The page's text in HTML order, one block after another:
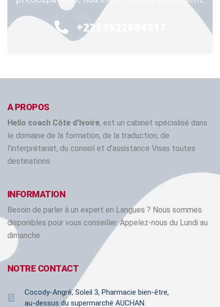
+2252522004817
24/7
A PROPOS
Hello coach Côte d’Ivoire, est un cabinet spécialisé dans
le domaine de la formation, de la traduction, de
l’interprétariat, du conseil et d’assistance Visas toutes
destinations.
INFORMATION
Besoin de parler à un expert en Langues ? Nous sommes
disponibles pour vous conseiller. Appelez-nous du Lundi au
dimanche.
NOTRE CONTACT
Cocody-Angré, Soleil 3, Pharmacie bien-être,
au-dessus du supermarché AUCHAN.